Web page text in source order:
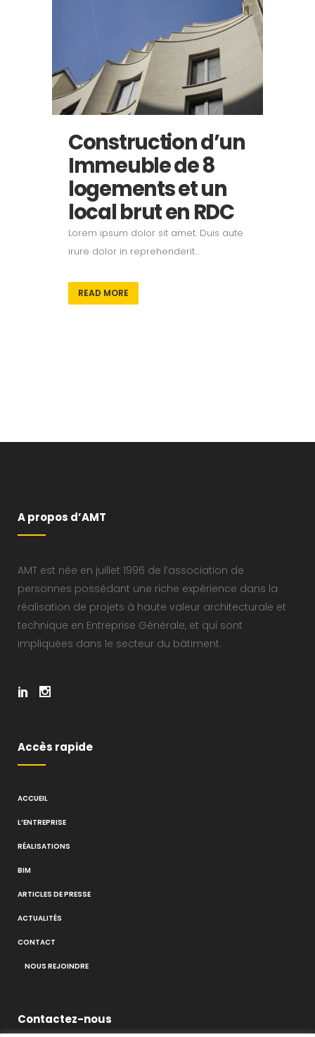
Construction d’un
Immeuble de 8
logements et un
local brut en RDC
Lorem ipsum dolor sit amet. Duis aute
irure dolor in reprehenderit...
READ MORE
A propos d’AMT
AMT est née en juillet 1996 de l’association de
personnes possédant une riche expérience dans la
réalisation de projets à haute valeur architecturale et
technique en Entreprise Générale, et qui sont
impliquées dans le secteur du bâtiment.
Accès rapide
ACCUEIL
L’ENTREPRISE
RÉALISATIONS
BIM
ARTICLES DE PRESSE
ACTUALITÉS
CONTACT
NOUS REJOINDRE
Contactez-nous